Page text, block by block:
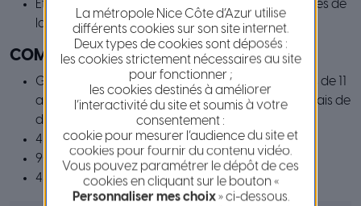
Être domicilié et scolarisé sur une des 51 communes de
la Métropole Nice Côte d’Azur
COMBIEN CA COÛTE ?
GRATUIT pour les primaires et collégiens de moins de 11
ans au 1er septembre de l’année scolaire (*hors frais de
dossier de 15€)
45 €/an pour les primaires de + de 11 ans
90 €/an pour les secondaires
45 €/an pour les secondaires en interne
La métropole Nice Côte d’Azur utilise
différents cookies sur son site internet.
Deux types de cookies sont déposés :
les cookies strictement nécessaires au site
pour fonctionner ;
les cookies destinés à améliorer
l’interactivité du site et soumis à votre
consentement :
cookie pour mesurer l’audience du site et
cookies pour fournir du contenu vidéo.
Vous pouvez paramétrer le dépôt de ces
cookies en cliquant sur le bouton «
Personnaliser mes choix» ci-dessous.